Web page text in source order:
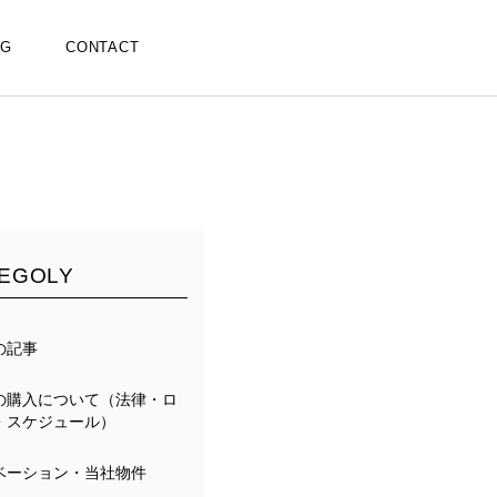
CONTACT
記事
購入について（法律・ロ
スケジュール）
ーション・当社物件